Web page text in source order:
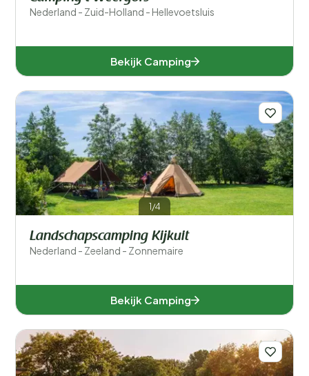
Nederland - Zuid-Holland - Hellevoetsluis
Bekijk Camping
1/4
Landschapscamping Kijkuit
Nederland - Zeeland - Zonnemaire
Bekijk Camping